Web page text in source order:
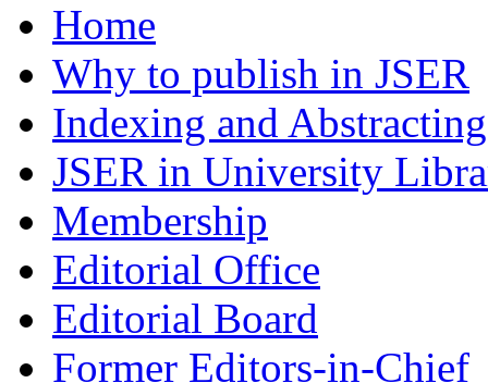
Home
Why to publish in JSER
Indexing and Abstracting
JSER in University
Membership
Editorial Office
Editorial Board
Former Editors-in-Chief